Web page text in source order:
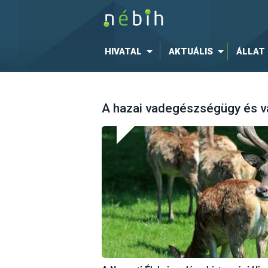
HIVATAL AKTUÁLIS ÁLLAT
A hazai vadegészségügy és